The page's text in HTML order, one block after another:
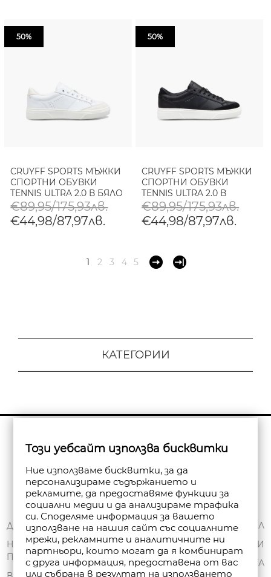
50%
CRUYFF SPORTS МЪЖКИ
СПОРТНИ ОБУВКИ
TENNIS ULTRA 2.0 В БЯЛО
€89,95/175,93лв.
€44,98/87,97лв.
50%
CRUYFF SPORTS МЪЖКИ
СПОРТНИ ОБУВКИ
TENNIS ULTRA 2.0 В
ЧЕРНО
€89,95/175,93лв.
€44,98/87,97лв.
1 2 3 4 5
КАТЕГОРИИ
Абониране
ДОСТАВКА
НАЧИНИ НА
ПЛАЩАНЕ
ЗА НАС
ОБЩИ УСЛОВИЯ
ПОЛИТИКА ЗА
ПОВЕРИТЕЛНОСТ
МОЯТ ПРОФИЛ
ПОРЪЧКИ
ЧАНТА
Този уебсайт използва бисквитки
Ние използваме бисквитки, за да
персонализираме съдържанието и
рекламите, да предоставяме функции за
социални медии и да анализираме трафика
си. Споделяме информация за вашето
използване на нашия сайт със социалните
мрежи, рекламните и аналитичните ни
партньори, които могат да я комбинират
с друга информация, предоставена от вас
или събрана в резултат на използването